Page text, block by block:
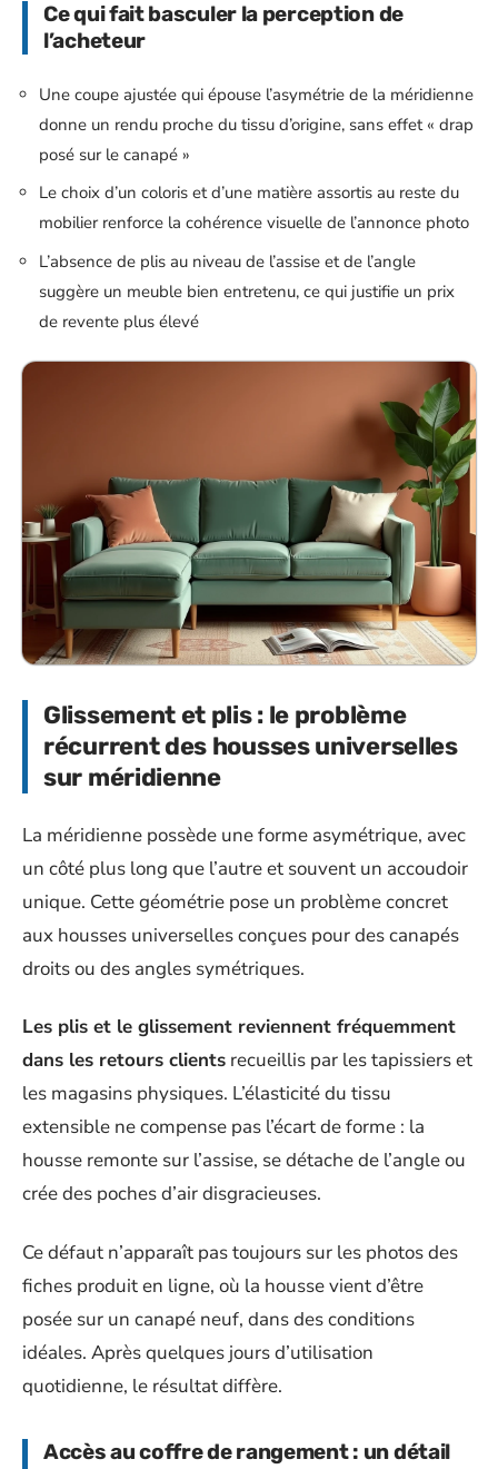
Ce qui fait basculer la perception de
l’acheteur
Une coupe ajustée qui épouse l’asymétrie de la méridienne
donne un rendu proche du tissu d’origine, sans effet « drap
posé sur le canapé »
Le choix d’un coloris et d’une matière assortis au reste du
mobilier renforce la cohérence visuelle de l’annonce photo
L’absence de plis au niveau de l’assise et de l’angle
suggère un meuble bien entretenu, ce qui justifie un prix
de revente plus élevé
Glissement et plis : le problème
récurrent des housses universelles
sur méridienne
La méridienne possède une forme asymétrique, avec
un côté plus long que l’autre et souvent un accoudoir
unique. Cette géométrie pose un problème concret
aux housses universelles conçues pour des canapés
droits ou des angles symétriques.
Les plis et le glissement reviennent fréquemment
dans les retours clients recueillis par les tapissiers et
les magasins physiques. L’élasticité du tissu
extensible ne compense pas l’écart de forme : la
housse remonte sur l’assise, se détache de l’angle ou
crée des poches d’air disgracieuses.
Ce défaut n’apparaît pas toujours sur les photos des
fiches produit en ligne, où la housse vient d’être
posée sur un canapé neuf, dans des conditions
idéales. Après quelques jours d’utilisation
quotidienne, le résultat diffère.
Accès au coffre de rangement : un détail